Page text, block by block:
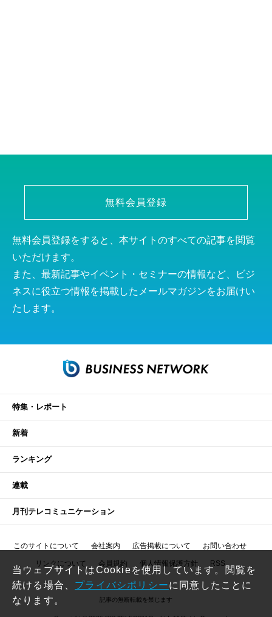
無料会員登録
無料会員登録をすると、本サイトのすべての記事を閲覧
いただけます。
また、最新記事やイベント・セミナーの情報など、ビジ
ネスに役立つ情報を掲載したメールマガジンをお届けい
たします。
特集・レポート
新着
ランキング
連載
月刊テレコミュニケーション
このサイトについて 会社案内 広告掲載について お問い合わせ
リンクについて 会員規約 個人情報保護方針 RSS
記事の無断転載を禁じます
当ウェブサイトはCookieを使用しています。閲覧を
続ける場合、 プライバシポリシーに同意したことに
なります。